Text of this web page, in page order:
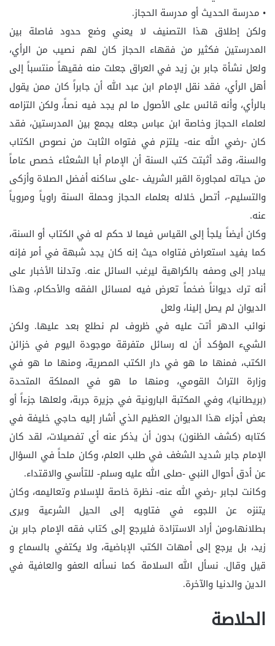
• مدرسة الحديث أو مدرسة الحجاز.
ولكن إطلاق هذا التصنيف لا يعني وضع حدود فاصلة بين
المدرستين فكثير من فقهاء الحجاز كان لهم نصيب من الرأي،
ولعل نشأة جابر بن زيد في العراق جعلت منه فقيهاً منتسباً إلى
أهل الرأي، فقد نقل الإمام ابن عبد الله أن جابراً كان ممن يقول
بالرأي، وأنه قائس على الأصول ما لم يجد فيه نصاً، ولكن التزامه
لعلماء الحجاز وخاصة ابن عباس جعله يجمع بين المدرستين، فقد
كان -رضي الله عنه- يلتزم في فتواه الثابت من نصوص الكتاب
والسنة، وقد أثبتت كتب السنة أن الإمام أبا الشعثاء خصص عاماً
من حياته لمجاورة القبر الشريف -على ساكنه أفضل الصلاة وأزكى
والتسليم-، أتصل خلاله بعلماء الحجاز وحملة السنة راوياً ومروياً
عنه.
وكان أيضاً يلجأ إلى القياس فيما لا حكم له في الكتاب أو السنة،
كما يفيد استعراض فتاواه حيث إنه كان يجد شبهة في أمر فإنه
يبادر إلى وصفه بالكراهية ليرغب السائل عنه. وتدلنا الأخبار على
أنه ترك ديواناً ضخماً تعرض فيه لمسائل الفقه والأحكام، وهذا
الديوان لم يصل إلينا، ولعل
نوائب الدهر أتت عليه في ظروف لم نطلع بعد عليها. ولكن
الشيء المؤكد أن له رسائل متفرقة موجودة اليوم في خزائن
الكتب، فمنها ما هو في دار الكتب المصرية، ومنها ما هو في
وزارة التراث القومي، ومنها ما هو في المملكة المتحدة
(بريطانيا)، وفي المكتبة البارونية في جزيرة جربة، ولعلها جزءاً أو
بعض أجزاء هذا الديوان العظيم الذي أشار إليه حاجي خليفة في
كتابه (كشف الظنون) بدون أن يذكر عنه أي تفصيلات، لقد كان
الإمام جابر شديد الشغف في طلب العلم، وكان ملحاً في السؤال
عن أدق أحوال النبي -صلى الله عليه وسلم- للتأسي والاقتداء.
وكانت لجابر -رضي الله عنه- نظرة خاصة للإسلام وتعاليمه، وكان
يتنزه عن اللجوء في فتاويه إلى الحيل الشرعية ويرى
بطلانها،ومن أراد الاستزادة فليرجع إلى كتاب فقه الإمام جابر بن
زيد، بل يرجع إلى أمهات الكتب الإباضية، ولا يكتفي بالسماع و
قيل وقال. نسأل الله السلامة كما نسأله العفو والعافية في
الدين والدنيا والآخرة.
الحلاصة